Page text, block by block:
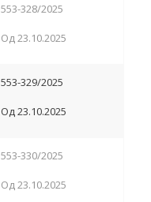
553-328/2025
Од 23.10.2025
553-329/2025
Од 23.10.2025
553-330/2025
Од 23.10.2025